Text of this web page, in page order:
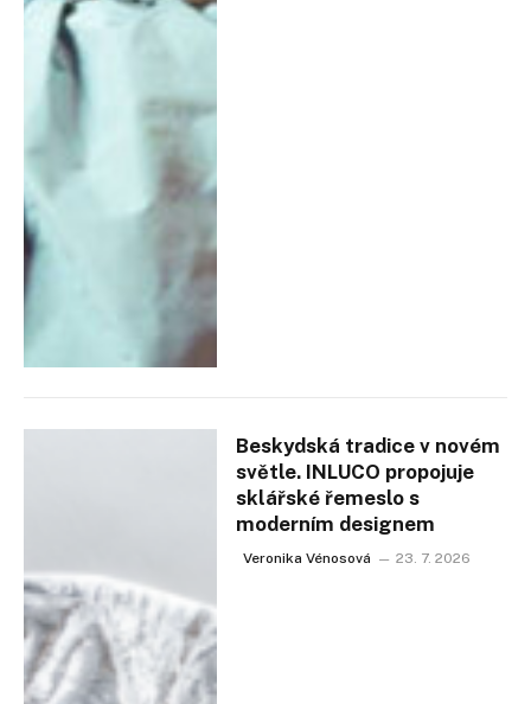
Beskydská tradice v novém
světle. INLUCO propojuje
sklářské řemeslo s
moderním designem
Veronika Vénosová 23. 7. 2026